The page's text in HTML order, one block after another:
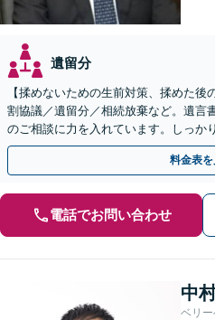
遺留分
【揉めないための生前対策、揉めた
割協議／遺留分／相続放棄など。遺言
のご相談に力を入れています。しっか
解決のため最適なアドバイスを致しま
料金表を
電話でお問い合わせ
中
ベリ